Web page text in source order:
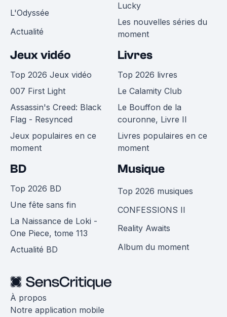
L'Odyssée
Actualité
Lucky
Les nouvelles séries du
moment
Jeux vidéo
Top 2026 Jeux vidéo
007 First Light
Assassin's Creed: Black
Flag - Resynced
Jeux populaires en ce
moment
Livres
Top 2026 livres
Le Calamity Club
Le Bouffon de la
couronne, Livre II
Livres populaires en ce
moment
BD
Top 2026 BD
Une fête sans fin
La Naissance de Loki -
One Piece, tome 113
Actualité BD
Musique
Top 2026 musiques
CONFESSIONS II
Reality Awaits
Album du moment
À propos
Notre application mobile